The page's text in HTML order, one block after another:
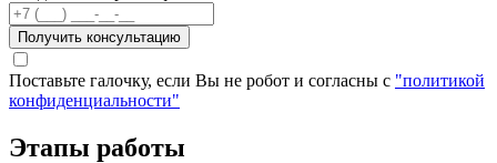
Получить консультацию
Поставьте галочку, если Вы не робот и согласны с "политикой
конфиденциальности"
Этапы работы